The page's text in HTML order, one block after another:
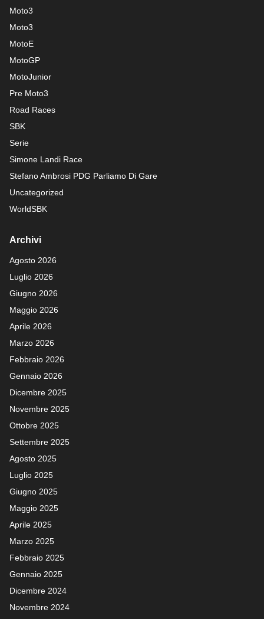
Moto3
Moto3
MotoE
MotoGP
MotoJunior
Pre Moto3
Road Races
SBK
Serie
Simone Landi Race
Stefano Ambrosi PDG Parliamo Di Gare
Uncategorized
WorldSBK
Archivi
Agosto 2026
Luglio 2026
Giugno 2026
Maggio 2026
Aprile 2026
Marzo 2026
Febbraio 2026
Gennaio 2026
Dicembre 2025
Novembre 2025
Ottobre 2025
Settembre 2025
Agosto 2025
Luglio 2025
Giugno 2025
Maggio 2025
Aprile 2025
Marzo 2025
Febbraio 2025
Gennaio 2025
Dicembre 2024
Novembre 2024